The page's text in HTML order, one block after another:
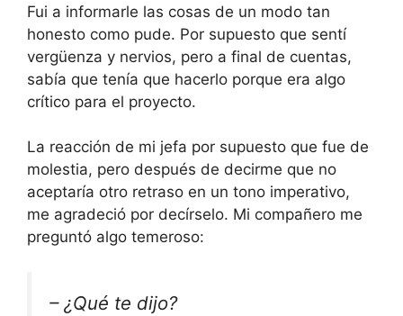
Fui a informarle las cosas de un modo tan
honesto como pude. Por supuesto que sentí
vergüenza y nervios, pero a final de cuentas,
sabía que tenía que hacerlo porque era algo
crítico para el proyecto.
La reacción de mi jefa por supuesto que fue de
molestia, pero después de decirme que no
aceptaría otro retraso en un tono imperativo,
me agradeció por decírselo. Mi compañero me
preguntó algo temeroso:
– ¿Qué te dijo?